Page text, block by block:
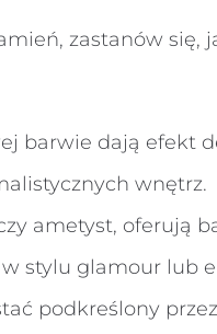
zastanów się,
barwie dają efekt
wnętrz.
ametyst, oferują
stylu glamour lub
podkreślony